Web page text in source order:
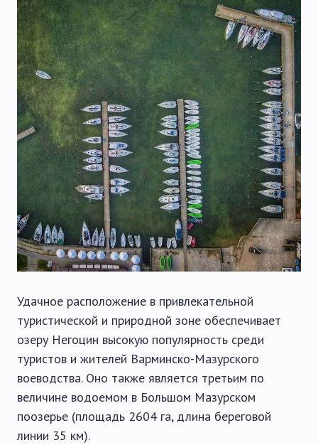
Удачное расположение в привлекательной
туристической и природной зоне обеспечивает
озеру Негоцин высокую популярность среди
туристов и жителей Варминско-Мазурского
воеводства. Оно также является третьим по
величине водоемом в Большом Мазурском
поозерье (площадь 2604 га, длина береговой
линии 35 км).